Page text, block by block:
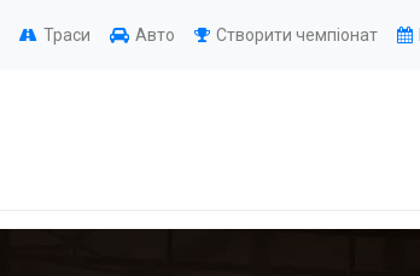
Траси Авто Створити чемпіонат